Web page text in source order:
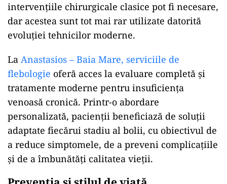
intervențiile chirurgicale clasice pot fi necesare,
dar acestea sunt tot mai rar utilizate datorită
evoluției tehnicilor moderne.
La Anastasios – Baia Mare, serviciile de
flebologie oferă acces la evaluare completă și
tratamente moderne pentru insuficiența
venoasă cronică. Printr-o abordare
personalizată, pacienții beneficiază de soluții
adaptate fiecărui stadiu al bolii, cu obiectivul de
a reduce simptomele, de a preveni complicațiile
și de a îmbunătăți calitatea vieții.